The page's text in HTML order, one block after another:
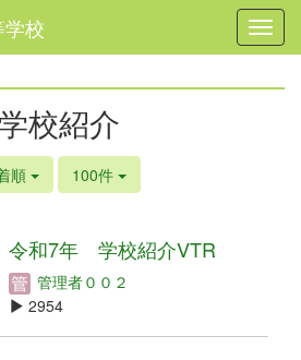
校
校紹介
順 100件
令和7年 学校紹介VTR
管理者００２
2954